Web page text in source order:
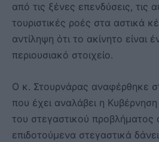
από τις ξένες επενδύσεις, τις
τουριστικές ροές στα αστικά
αντίληψη ότι το ακίνητο είναι
περιουσιακό στοιχείο.
Ο κ. Στουρνάρας αναφέρθηκε
που έχει αναλάβει η
του στεγαστικού προβλήματος
επιδοτούμενα στεγαστικά